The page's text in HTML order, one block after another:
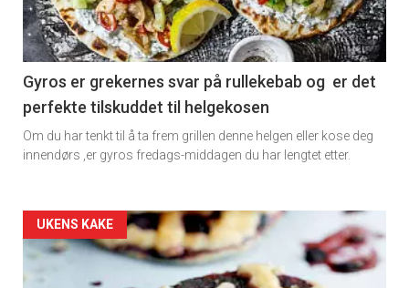
Gyros er grekernes svar på rullekebab og er det
perfekte tilskuddet til helgekosen
Om du har tenkt til å ta frem grillen denne helgen eller kose deg
innendørs ,er gyros fredags-middagen du har lengtet etter.
Forsiden
akkurat
UKENS KAKE